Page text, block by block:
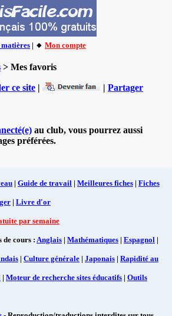
| 🔸 Mon compte
> Mes favoris
ce site | | Partager
au club, vous pourrez aussi
préférées.
| Guide de travail | Meilleures fiches | Fiches
| Livre d'or
par semaine
de cours : Anglais | Mathématiques | Espagnol |
| Culture générale | Japonais | Rapidité au
| Moteur de recherche sites éducatifs | Outils